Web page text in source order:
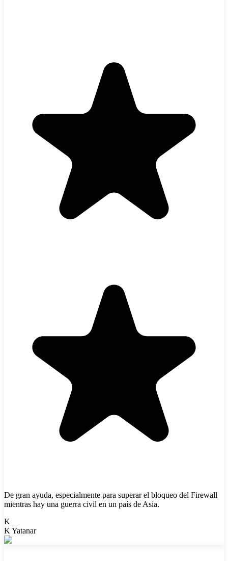
De gran ayuda, especialmente para superar el bloqueo del Firewall
mientras hay una guerra civil en un país de Asia.
K
K Yatanar